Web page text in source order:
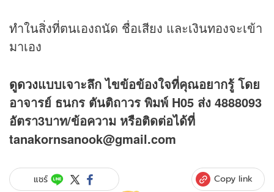
ทำในสิ่งที่ตนเองถนัด ชื่อเสียง และเงินทองจะเข้า
มาเอง
ดูดวงแบบเจาะลึก ไขข้อข้องใจที่คุณอยากรู้ โดย
อาจารย์ ธนกร ตันติถาวร พิมพ์ H05 ส่ง 4888093
อัตรา3บาท/ข้อความ หรือติดต่อได้ที่
tanakornsanook@gmail.com
แชร์ Copy link